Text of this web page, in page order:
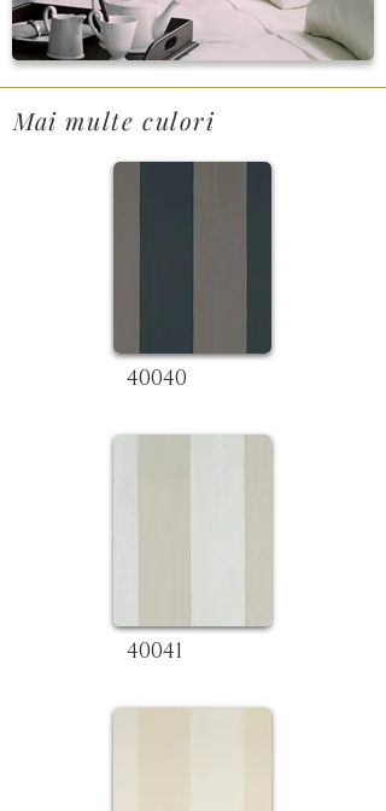
Mai multe culori
40040
40041